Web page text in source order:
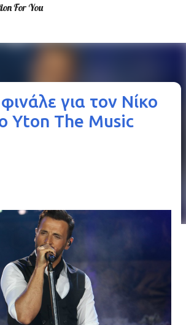
For You
για τον Νίκο
Yton The Music